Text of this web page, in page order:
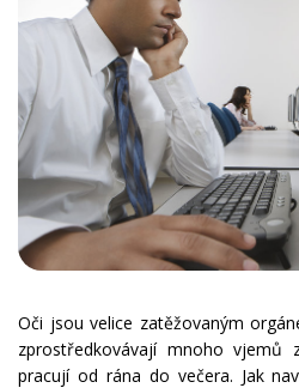
Oči jsou velice zatěžovaným
zprostředkovávají mnoho vjemů
pracují od rána do večera. Jak